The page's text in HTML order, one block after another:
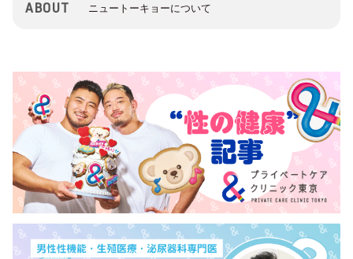
ABOUT ニュートーキョーについて